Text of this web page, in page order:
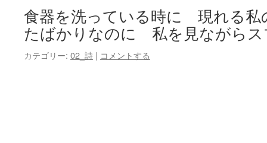
食器を洗っている時に 現れる私
たばかりなのに 私を見ながら
カテゴリー: 02_詩 | コメントする